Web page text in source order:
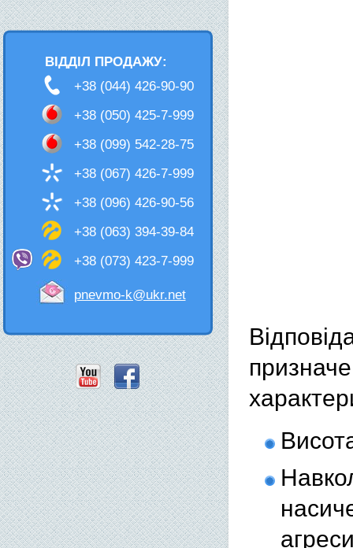
ВІДДІЛ ПРОДАЖУ:
+38 (044) 426-90-90
+38 (050) 425-7-999
+38 (099) 542-28-75
+38 (067) 426-7-999
+38 (096) 426-90-56
+38 (063) 394-39-84
+38 (073) 423-7-999
pnevmo-k@ukr.net